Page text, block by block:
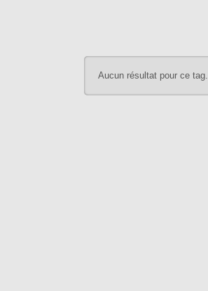
Aucun résultat pour ce tag.